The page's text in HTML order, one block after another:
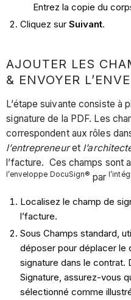
Entrez la copie du
Cliquez sur Suivant.
AJOUTER LES
& ENVOYER
L’étape suivante consiste à
signature de la PDF. Les
correspondent aux rôles
l’entrepreneuret
l’facture. Ces champs sont
l’enveloppe DocuSign® par
Localisez le champ de
l’facture.
Sous Champs standard,
déposer pour déplacer le
signature dans le contrat.
Signature, assurez-vous
sélectionné comme